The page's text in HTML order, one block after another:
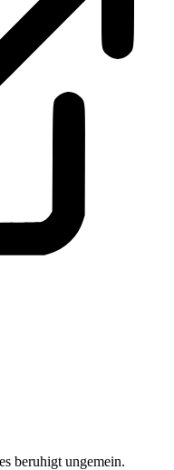
beruhigt ungemein.